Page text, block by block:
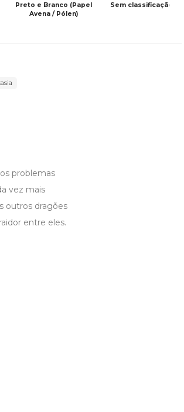
Preto e Branco (Papel
Avena / Pólen)
Sem classificação
problemas
vez mais
outros dragões
entre eles.